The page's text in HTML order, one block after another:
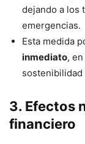
dejando a los
emergencias.
Esta medida
inmediato,
sostenibilidad
3. Efectos
financiero